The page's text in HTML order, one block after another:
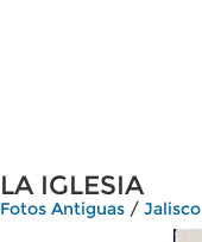
LA IGLESIA
Fotos Antiguas / Jalisco